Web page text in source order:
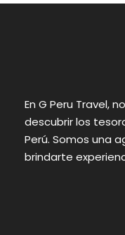
En G Peru Travel,
descubrir los
Perú. Somos una
brindarte